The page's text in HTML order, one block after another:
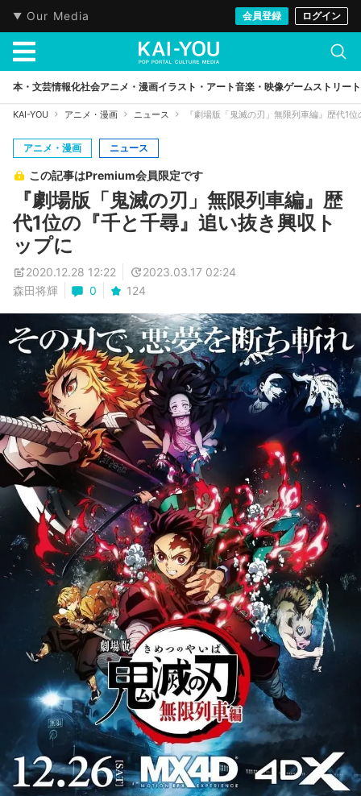
Our Media 会員登録 ログイン
本・文芸情報化社会アニメ・漫画イラスト・アート音楽・映像ゲームストリート
KAI-YOU アニメ・漫画 ニュース 『劇場版「鬼滅の刃」無限列車編』歴代1
アニメ・漫画 ニュース
この記事はPremium会員限定です
『劇場版「鬼滅の刃」無限列車編』歴
代1位の『千と千尋』追い抜き興収ト
ップに
2020.12.28 12:22
2023.03.17 02:24
森田将輝
0 124